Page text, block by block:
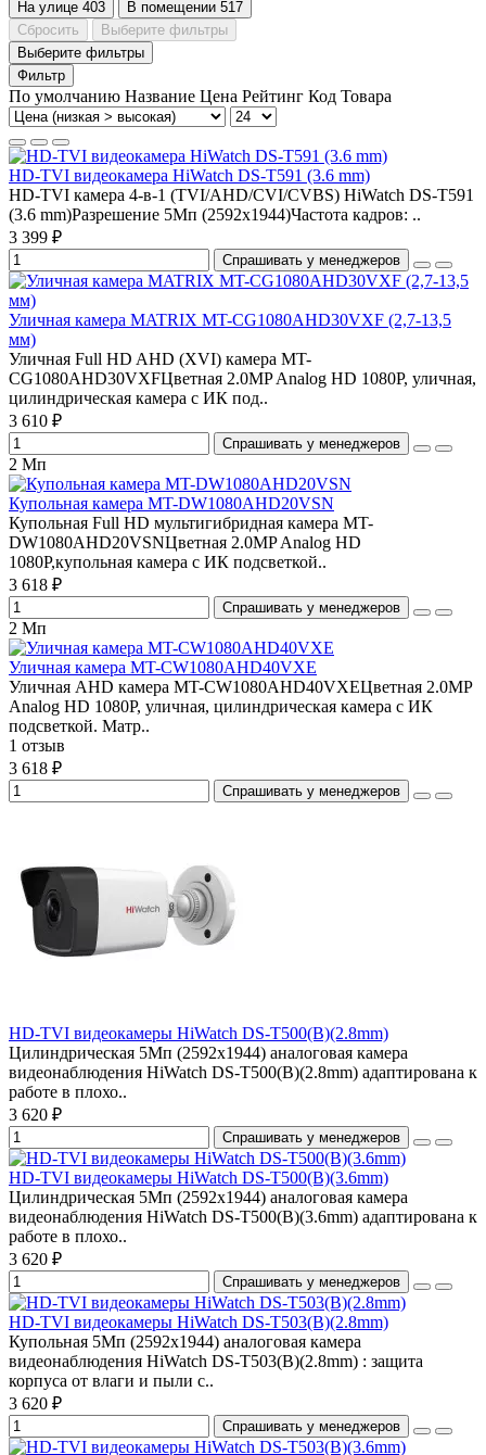
На улице 403 В помещении 517
Сбросить
Выберите фильтры
Выберите фильтры
Фильтр
По умолчанию Название Цена Рейтинг Код Товара
HD-TVI видеокамера HiWatch DS-T591 (3.6 mm)
HD-TVI камера 4-в-1 (TVI/AHD/CVI/CVBS) HiWatch DS-T591
(3.6 mm)Разрешение 5Мп (2592х1944)Частота кадров: ..
3 399 ₽
Спрашивать у менеджеров
Уличная камера MATRIX MT-CG1080AHD30VXF (2,7-13,5
мм)
Уличная Full HD AHD (XVI) камера MT-
CG1080AHD30VXFЦветная 2.0MP Analog HD 1080P, уличная,
цилиндрическая камера с ИК под..
3 610 ₽
Спрашивать у менеджеров
2 Мп
Купольная камера MT-DW1080AHD20VSN
Купольная Full HD мультигибридная камера MT-
DW1080AHD20VSNЦветная 2.0MP Analog HD
1080P,купольная камера с ИК подсветкой..
3 618 ₽
Спрашивать у менеджеров
2 Мп
Уличная камера MT-CW1080AHD40VXE
Уличная AHD камера MT-CW1080AHD40VXEЦветная 2.0MP
Analog HD 1080P, уличная, цилиндрическая камера с ИК
подсветкой. Матр..
1 отзыв
3 618 ₽
Спрашивать у менеджеров
HD-TVI видеокамеры HiWatch DS-T500(B)(2.8mm)
Цилиндрическая 5Мп (2592х1944) аналоговая камера
видеонаблюдения HiWatch DS-T500(B)(2.8mm) адаптирована к
работе в плохо..
3 620 ₽
Спрашивать у менеджеров
HD-TVI видеокамеры HiWatch DS-T500(B)(3.6mm)
Цилиндрическая 5Мп (2592х1944) аналоговая камера
видеонаблюдения HiWatch DS-T500(B)(3.6mm) адаптирована к
работе в плохо..
3 620 ₽
Спрашивать у менеджеров
HD-TVI видеокамеры HiWatch DS-T503(B)(2.8mm)
Купольная 5Мп (2592х1944) аналоговая камера
видеонаблюдения HiWatch DS-T503(B)(2.8mm) : защита
корпуса от влаги и пыли с..
3 620 ₽
Спрашивать у менеджеров